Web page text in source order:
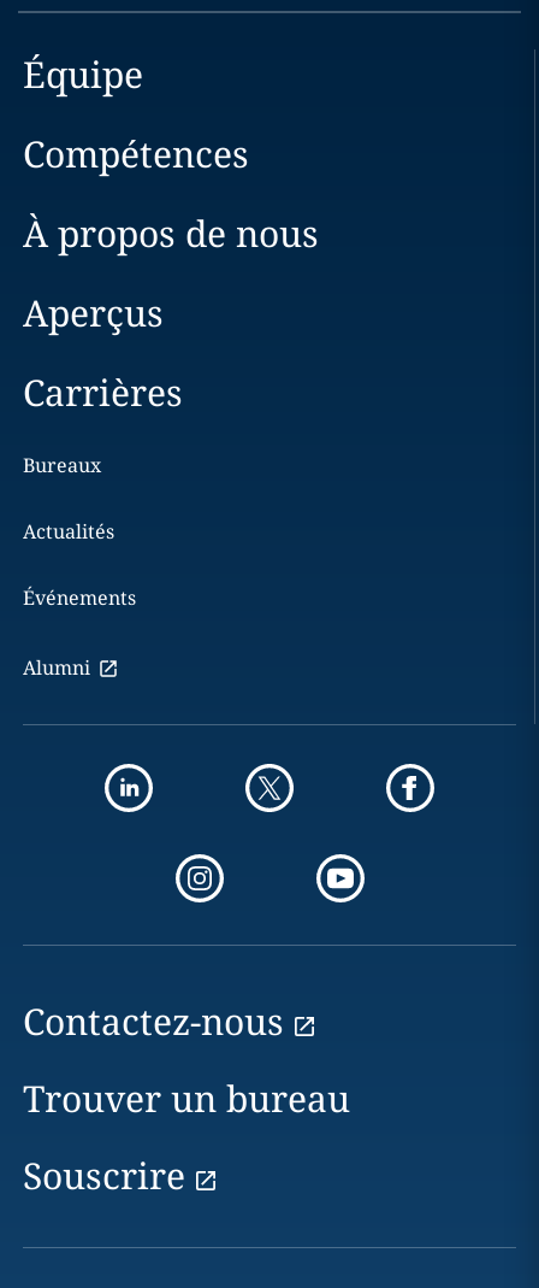
Équipe
Compétences
À propos de nous
Aperçus
Carrières
Bureaux
Actualités
Événements
Alumni
Contactez-nous
Trouver un bureau
Souscrire